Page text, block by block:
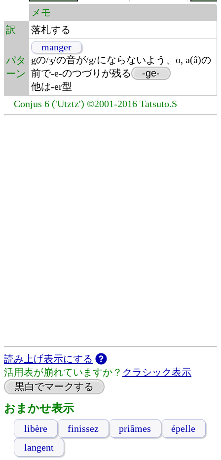
メモ
訳
落札する
パタ
ーン
manger
gの/ʒ/の音が/g/にならないよう、o, a(â)の
前で-e-のつづりが残る
-ge-
他は-er型
Conjus 6 ('Utztz') ©2001-2016 Tatsuto.S
読み上げ表示にする
活用表が崩れていますか？ クラシック表示
黒白でマークする
おまかせ表示
libère finissez priâmes
épelle
langent